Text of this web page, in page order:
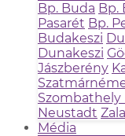
Bp. Buda Bp.
Pasarét Bp.
Budakeszi
Dunakeszi
Jászberény
Szombathely
Neustadt
Média